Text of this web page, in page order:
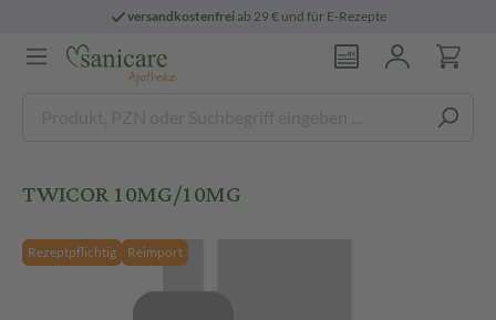
versandkostenfreiab 29 € und für E-Rezepte
TWICOR 10MG/10MG
Rezeptpflichtig Reimport